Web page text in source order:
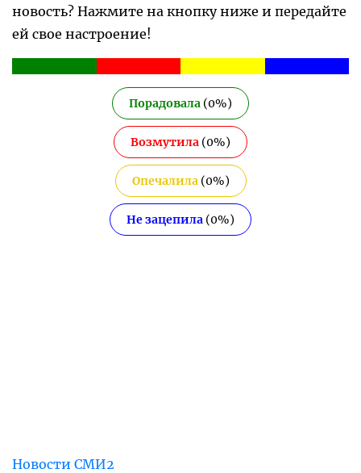
новость? Нажмите на кнопку ниже и передайте
ей свое настроение!
Порадовала (0%)
Возмутила (0%)
Опечалила(0%)
Не зацепила (0%)
Новости СМИ2